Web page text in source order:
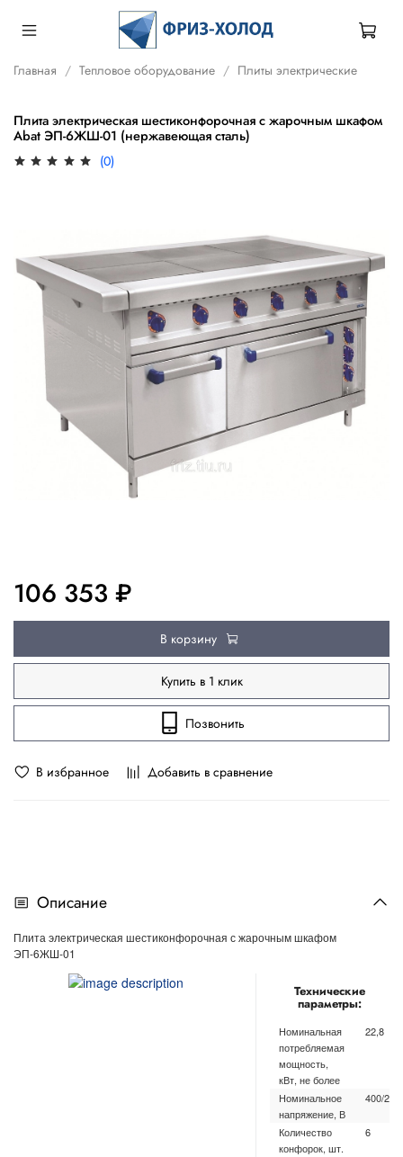
Главная Тепловое оборудование Плиты электрические
Плита электрическая шестиконфорочная с жарочным шкафом
Abat ЭП-6ЖШ-01 (нержавеющая сталь)
(0)
В избранное Добавить в сравнение
106 353 ₽
В корзину
Купить в 1 клик
Позвонить
Описание
Плита электрическая шестиконфорочная с жарочным шкафом
ЭП-6ЖШ-01
Технические
параметры:
Номинальная
потребляемая
мощность,
кВт, не более
22,8
Номинальное
напряжение, В
400/230
Количество
конфорок, шт.
6